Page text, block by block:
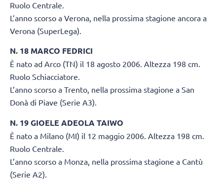
Ruolo Centrale.
L’anno scorso a Verona, nella prossima stagione ancora a
Verona (SuperLega).
N. 18 MARCO FEDRICI
È nato ad Arco (TN) il 18 agosto 2006. Altezza 198 cm.
Ruolo Schiacciatore.
L’anno scorso a Trento, nella prossima stagione a San
Donà di Piave (Serie A3).
N. 19 GIOELE ADEOLA TAIWO
È nato a Milano (MI) il 12 maggio 2006. Altezza 198 cm.
Ruolo Centrale.
L’anno scorso a Monza, nella prossima stagione a Cantù
(Serie A2).